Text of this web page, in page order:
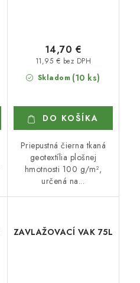
Skladom (10 ks)
11,95 € bez DPH
14,70 €
DO KOŠÍKA
Priepustná čierna tkaná
geotextília plošnej
hmotnosti 100 g/m²,
určená na...
ZAVLAŽOVACÍ VAK 75L